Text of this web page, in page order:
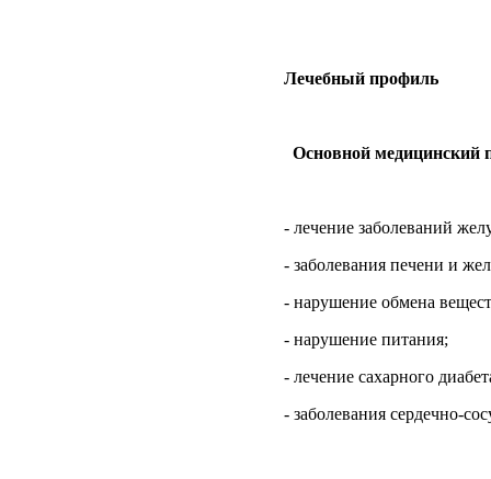
Лечебный профиль
Основной медицинский
- лечение заболеваний
- заболевания печени и
- нарушение обмена
- нарушение питания;
- лечение сахарного
- заболевания сердечно-